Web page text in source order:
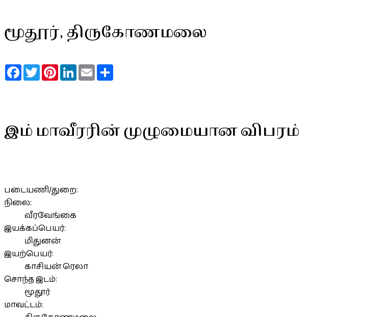
மூதூர், திருகோணமலை
FacebookTwitterPinterestLinkedInEmail
இம் மாவீரரின் முழுமையான விபரம்
படையணி/துறை:
நிலை:
வீரவேங்கை
இயக்கப்பெயர்:
மிதுனன்
இயற்பெயர்:
காசியன் ரெலா
சொந்த இடம்:
மூதூர்
மாவட்டம்: